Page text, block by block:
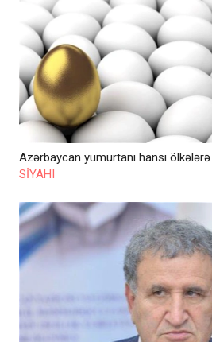
Azərbaycan yumurtanı hansı
SİYAHI